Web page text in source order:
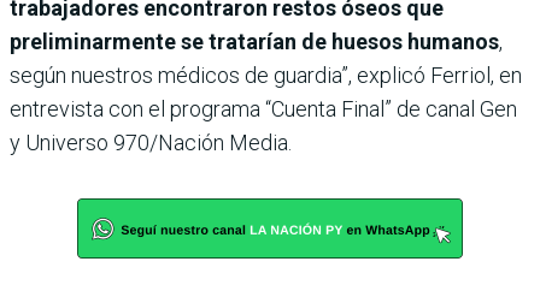
trabajadores encontraron restos óseos que
preliminarmente se tratarían de huesos humanos,
según nuestros médicos de guardia”, explicó Ferriol, en
entrevista con el programa “Cuenta Final” de canal Gen
y Universo 970/Nación Media.